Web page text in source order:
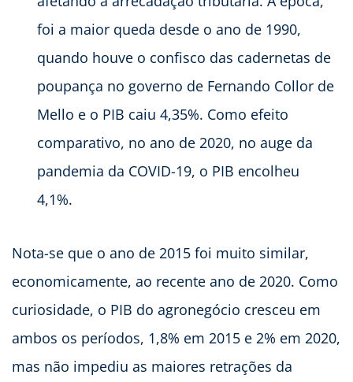
foi a maior queda desde o ano de 1990,
quando houve o confisco das cadernetas de
poupança no governo de Fernando Collor de
Mello e o PIB caiu 4,35%. Como efeito
comparativo, no ano de 2020, no auge da
pandemia da COVID-19, o PIB encolheu
4,1%.
Nota-se que o ano de 2015 foi muito similar,
economicamente, ao recente ano de 2020. Como
curiosidade, o PIB do agronegócio cresceu em
ambos os períodos, 1,8% em 2015 e 2% em 2020,
mas não impediu as maiores retrações da